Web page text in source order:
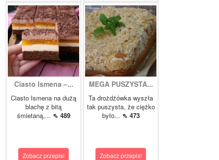
Ciasto Ismena –...
Ciasto Ismena na dużą
blachę z bitą
śmietaną,... ⇖ 489
Zobacz przepis!
MEGA PUSZYSTA...
Ta drożdżówka wyszła
tak puszysta, że ciężko
było... ⇖ 473
Zobacz przepis!